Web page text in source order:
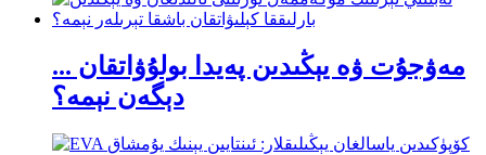
مەۋجۇت ۋە يېڭىدىن پەيدا بولۇۋاتقان ...
دېگەن نېمە؟